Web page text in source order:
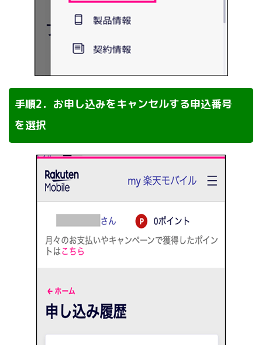
手順2．お申し込みをキャンセルする申込番号
を選択